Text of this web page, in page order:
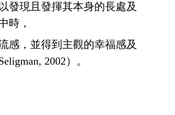
發現且發揮其本身的長處及
時，
感，並得到主觀的幸福感及
2002）。